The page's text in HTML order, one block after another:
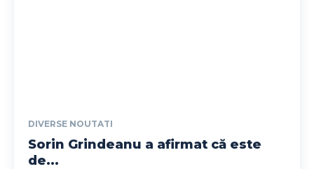
DIVERSE NOUTATI
Sorin Grindeanu a afirmat că este
de...